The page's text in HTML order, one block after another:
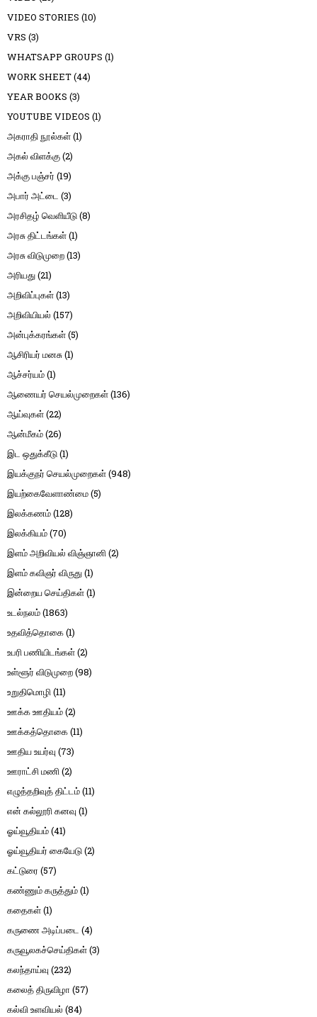
VIDEO STORIES (10)
VRS (3)
WHATSAPP GROUPS (1)
WORK SHEET(44)
YEAR BOOKS (3)
YOUTUBE VIDEOS (1)
அகராதி நூல்கள்(1)
அகல் விளக்கு(2)
அக்கு பஞ்சர் (19)
அபார் அட்டை (3)
அரசிதழ் வெளியீடு(8)
அரசு திட்டங்கள்(1)
அரசு விடுமுறை(13)
அரியது(21)
அறிவிப்புகள்(13)
அறிவியியல் (157)
அன்புக்கரங்கள்(5)
ஆசிரியர் மனசு(1)
ஆச்சர்யம்(1)
ஆணையர் செயல்முறைகள்(136)
ஆய்வுகள்(22)
ஆன்மீகம்(26)
இட ஒதுக்கீடு(1)
இயக்குநர் செயல்முறைகள்(948)
இயற்கைவேளாண்மை(5)
இலக்கணம்(128)
இலக்கியம்(70)
இளம் அறிவியல் விஞ்ஞானி(2)
இளம் கவிஞர் விருது(1)
இன்றைய செய்திகள்(1)
உடல்நலம்(1863)
உதவித்தொகை(1)
உபரி பணியிடங்கள்(2)
உள்ளூர் விடுமுறை(98)
உறுதிமொழி(11)
ஊக்க ஊதியம்(2)
ஊக்கத்தொகை(11)
ஊதிய உயர்வு (73)
ஊராட்சி மணி(2)
எழுத்தறிவுத் திட்டம்(11)
என் கல்லூரி கனவு (1)
ஓய்வூதியம்(41)
ஓய்வூதியர் கையேடு(2)
கட்டுரை (57)
கண்ணும் கருத்தும்(1)
கதைகள்(1)
கருணை அடிப்படை (4)
கருவூலகச்செய்திகள்(3)
கலந்தாய்வு (232)
கலைத் திருவிழா (57)
கல்வி உளவியல் (84)